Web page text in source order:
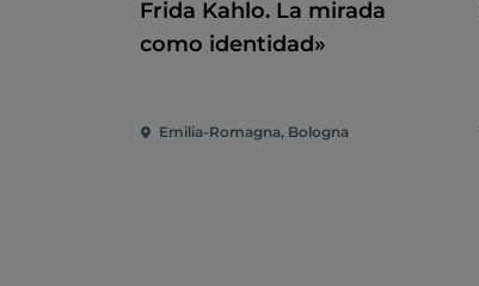
Frida Kahlo. La mirada
como identidad»
Emilia-Romagna, Bologna